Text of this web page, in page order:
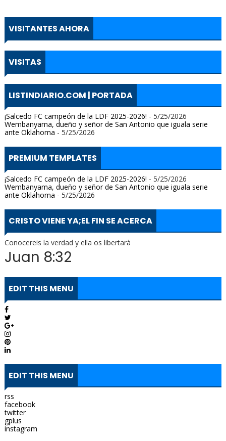
VISITANTES AHORA
VISITAS
LISTINDIARIO.COM | PORTADA
¡Salcedo FC campeón de la LDF 2025-2026! - 5/25/2026
Wembanyama, dueño y señor de San Antonio que iguala serie
ante Oklahoma - 5/25/2026
PREMIUM TEMPLATES
¡Salcedo FC campeón de la LDF 2025-2026! - 5/25/2026
Wembanyama, dueño y señor de San Antonio que iguala serie
ante Oklahoma - 5/25/2026
CRISTO VIENE YA;EL FIN SE ACERCA
Conocereis la verdad y ella os libertarà
Juan 8:32
EDIT THIS MENU
EDIT THIS MENU
rss
facebook
twitter
gplus
instagram